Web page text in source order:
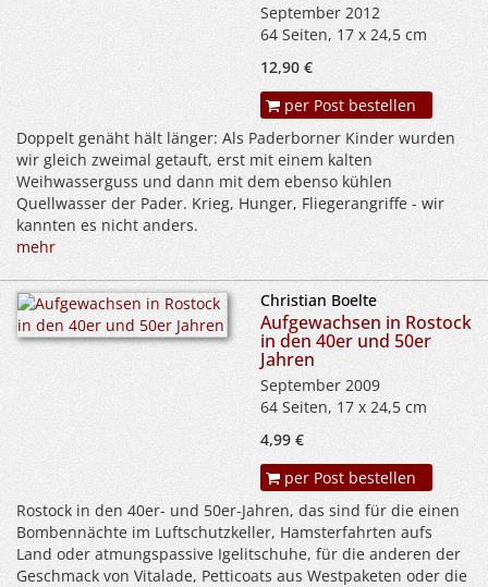
September 2012
64 Seiten, 17 x 24,5 cm
12,90 €
per Post bestellen
Doppelt genäht hält länger: Als Paderborner Kinder wurden
wir gleich zweimal getauft, erst mit einem kalten
Weihwasserguss und dann mit dem ebenso kühlen
Quellwasser der Pader. Krieg, Hunger, Fliegerangriffe - wir
kannten es nicht anders.
mehr
Christian Boelte
Aufgewachsen in Rostock
in den 40er und 50er
Jahren
September 2009
64 Seiten, 17 x 24,5 cm
4,99 €
per Post bestellen
Rostock in den 40er- und 50er-Jahren, das sind für die einen
Bombennächte im Luftschutzkeller, Hamsterfahrten aufs
Land oder atmungspassive Igelitschuhe, für die anderen der
Geschmack von Vitalade, Petticoats aus Westpaketen oder die